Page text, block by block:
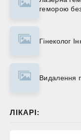
геморою
Гінеколог
Видалення
ЛІКАРІ: